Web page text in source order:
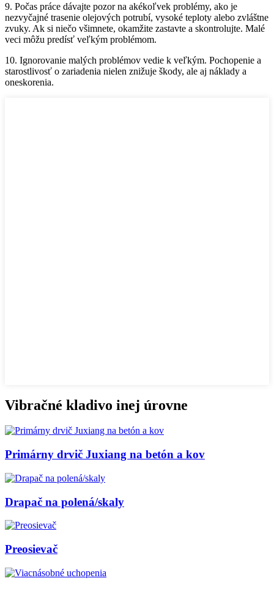
9. Počas práce dávajte pozor na akékoľvek problémy, ako je
nezvyčajné trasenie olejových potrubí, vysoké teploty alebo zvláštne
zvuky. Ak si niečo všimnete, okamžite zastavte a skontrolujte. Malé
veci môžu predísť veľkým problémom.
10. Ignorovanie malých problémov vedie k veľkým. Pochopenie a
starostlivosť o zariadenia nielen znižuje škody, ale aj náklady a
oneskorenia.
Vibračné kladivo inej úrovne
Primárny drvič Juxiang na betón a kov
Drapač na polená/skaly
Preosievač